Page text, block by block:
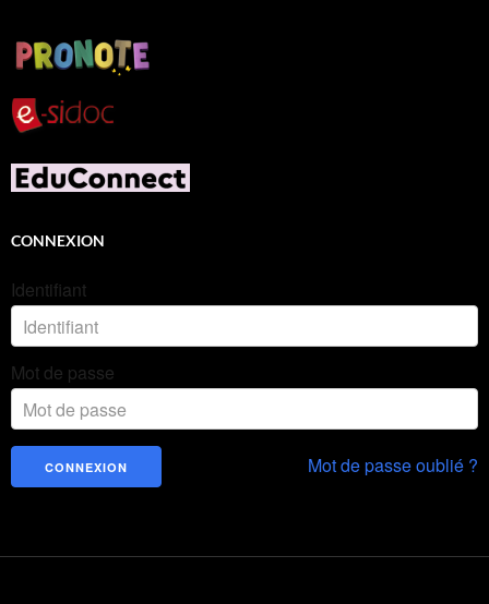
CONNEXION
Identifiant
Mot de passe
Mot de passe oublié ?